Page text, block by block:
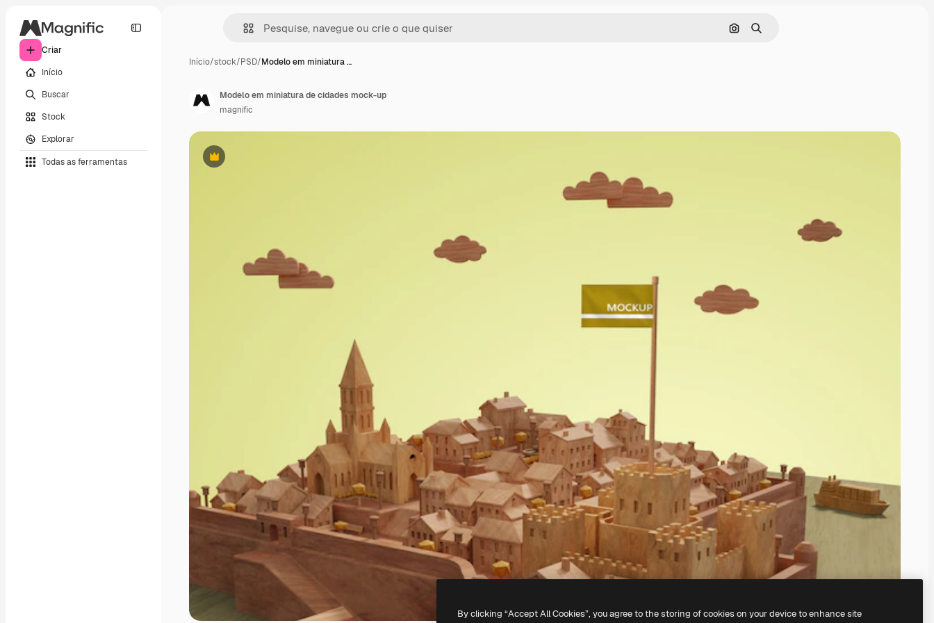
Criar
Início
Buscar
Stock
Explorar
Todas as ferramentas
Pesquisar por imagem
Buscar
Início/stock/PSD/Modelo em miniatura …
Premium
Modelo em miniatura de cidades mock-up
magnific
By clicking “Accept All Cookies”, you agree to the storing of cookies on your device to enhance site